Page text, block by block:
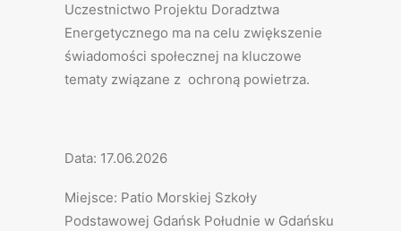
Uczestnictwo Projektu Doradztwa
Energetycznego ma na celu zwiększenie
świadomości społecznej na kluczowe
tematy związane z ochroną powietrza.
Data: 17.06.2026
Miejsce: Patio Morskiej Szkoły
Podstawowej Gdańsk Południe w Gdańsku